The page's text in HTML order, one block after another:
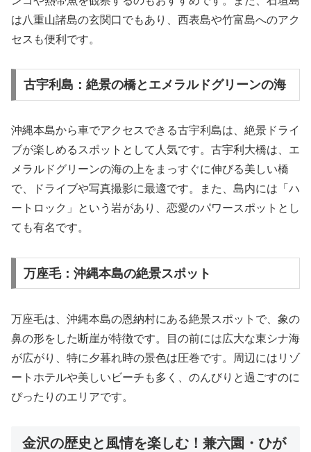
は八重山諸島の玄関口でもあり、西表島や竹富島へのアク
セスも便利です。
古宇利島：絶景の橋とエメラルドグリーンの海
沖縄本島から車でアクセスできる古宇利島は、絶景ドライ
ブが楽しめるスポットとして人気です。古宇利大橋は、エ
メラルドグリーンの海の上をまっすぐに伸びる美しい橋
で、ドライブや写真撮影に最適です。また、島内には「ハ
ートロック」という岩があり、恋愛のパワースポットとし
ても有名です。
万座毛：沖縄本島の絶景スポット
万座毛は、沖縄本島の恩納村にある絶景スポットで、象の
鼻の形をした断崖が特徴です。目の前には広大な東シナ海
が広がり、特に夕暮れ時の景色は圧巻です。周辺にはリゾ
ートホテルや美しいビーチも多く、のんびりと過ごすのに
ぴったりのエリアです。
金沢の歴史と風情を楽しむ！兼六園・ひが